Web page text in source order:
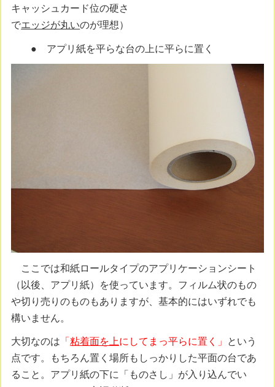
キャッシュカード位の硬さ
でエッジが丸いのが理想）
● アプリ紙を平らな台の上に平らに置く
ここでは和紙ロールタイプのアプリケーションシート
（以後、アプリ紙）を使っています。フィルム状のもの
や切り売りのものもありますが、基本的にはいずれでも
構いません。
大切なのは 「粘着面を上にしてまっ平らに置く」
という
点です。もちろん置く場所もしっかりした平面の台であ
ること。アプリ紙の下に「ものさし」が入り込んでい